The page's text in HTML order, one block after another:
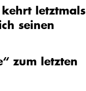
kehrt letztmals
seinen
zum letzten